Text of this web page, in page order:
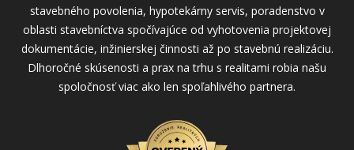
stavebného povolenia, hypotekárny servis, poradenstvo v
oblasti stavebníctva spočívajúce od vyhotovenia projektovej
dokumentácie, inžinierskej činnosti až po stavebnú realizáciu.
Dlhoročné skúsenosti a prax na trhu s realitami robia našu
spoločnosť viac ako len spoľahlivého partnera.